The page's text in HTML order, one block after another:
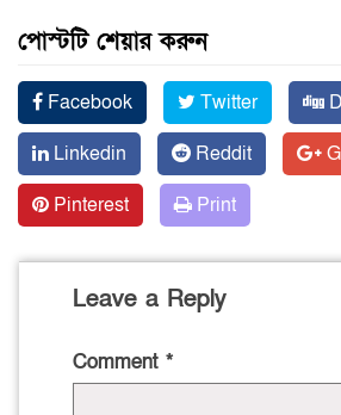
পোস্টটি শেয়ার করুন
Facebook Twitter
Linkedin
Reddit
Pinterest
Print
Leave a Reply
Comment *